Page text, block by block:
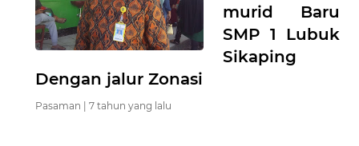
murid Baru
SMP 1 Lubuk
Sikaping
Dengan jalur Zonasi
Pasaman | 7 tahun yang lalu